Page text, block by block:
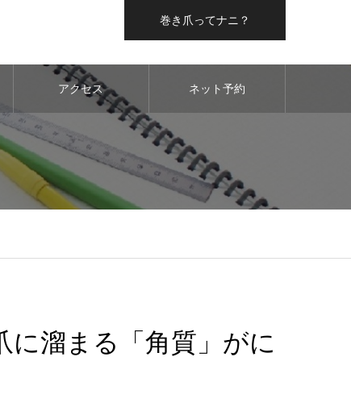
巻き爪ってナニ？
アクセス ネット予約
に溜まる「角質」がに